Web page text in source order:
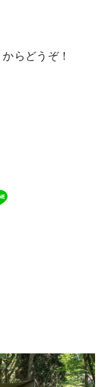
らどうぞ！